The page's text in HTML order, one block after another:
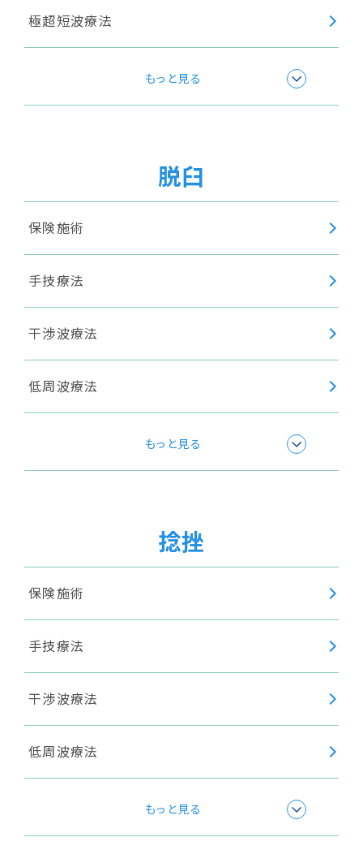
極超短波療法
もっと見る
脱臼
保険施術
手技療法
干渉波療法
低周波療法
もっと見る
捻挫
保険施術
手技療法
干渉波療法
低周波療法
もっと見る